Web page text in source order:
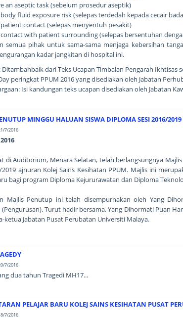
an aseptic task (sebelum prosedur aseptik)
fluid exposure risk (selepas terdedah kepada cecair
contact (selepas menyentuh pesakit)
with patient surrounding (selepas bersentuhan
semua pihak untuk sama-sama menjaga kebersihan
kadar jangkitan di hospital ini.
dari Teks Ucapan Timbalan Pengarah Ikhtisas
peringkat PPUM 2016 yang disediakan oleh Jabatan
Isi kandungan teks ucapan disediakan oleh Jabatan
MINGGU HALUAN SISWA DIPLOMA SESI 2016/2019
7/2016
di Auditorium, Menara Selatan, telah berlangsungnya
2019 ajnuran Kolej Sains Kesihatan PPUM. Majlis ini
bagi program Diploma Kejururawatan dan Diploma
Majlis Penutup ini telah disempurnakan oleh Yang
(Pengurusan). Turut hadir bersama, Yang Dihormati Puan
ketua Jabatan Pusat Perubatan Universiti Malaya.
7/2016
dua tahun Tragedi MH17...
PELAJAR BARU KOLEJ SAINS KESIHATAN PUSAT
7/2016